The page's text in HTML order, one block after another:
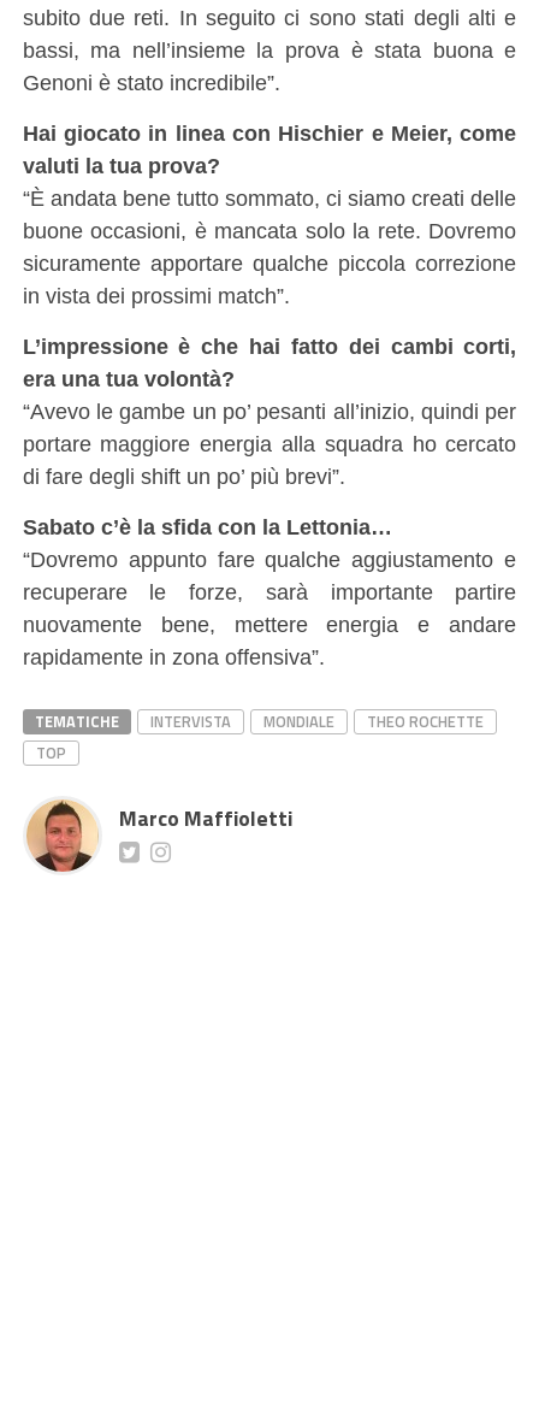
subito due reti. In seguito ci sono stati degli alti e
bassi, ma nell’insieme la prova è stata buona e
Genoni è stato incredibile”.
Hai giocato in linea con Hischier e Meier, come
valuti la tua prova?
“È andata bene tutto sommato, ci siamo creati delle
buone occasioni, è mancata solo la rete. Dovremo
sicuramente apportare qualche piccola correzione
in vista dei prossimi match”.
L’impressione è che hai fatto dei cambi corti,
era una tua volontà?
“Avevo le gambe un po’ pesanti all’inizio, quindi per
portare maggiore energia alla squadra ho cercato
di fare degli shift un po’ più brevi”.
Sabato c’è la sfida con la Lettonia…
“Dovremo appunto fare qualche aggiustamento e
recuperare le forze, sarà importante partire
nuovamente bene, mettere energia e andare
rapidamente in zona offensiva”.
TEMATICHE INTERVISTA MONDIALE
THEO ROCHETTE
TOP
Marco Maffioletti